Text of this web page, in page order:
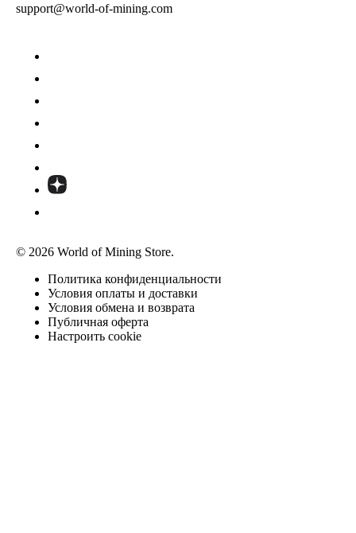
support@world-of-mining.com
© 2026 World of Mining Store.
Политика конфиденциальности
Условия оплаты и доставки
Условия обмена и возврата
Публичная оферта
Настроить cookie